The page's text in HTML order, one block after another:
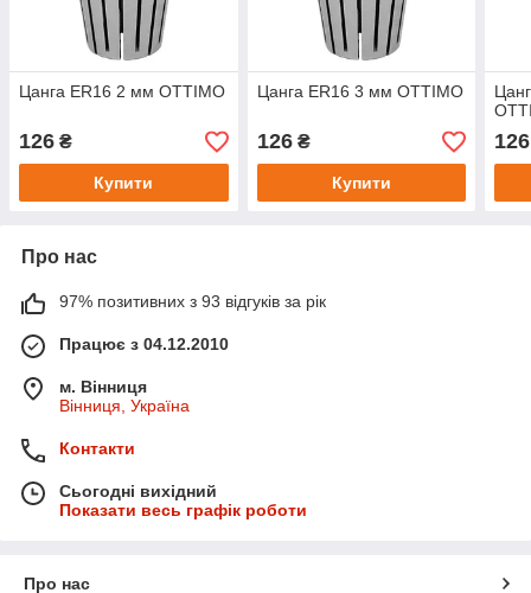
Цанга ER16 2 мм OTTIMO
126 ₴
Купити
Цанга ER16 3 мм OTTIMO
126₴
Купити
126
Про нас
97% позитивних з 93 відгуків за рік
Працює з 04.12.2010
м. Вінниця
Вінниця, Україна
Контакти
Сьогодні вихідний
Показати весь графік роботи
Про нас